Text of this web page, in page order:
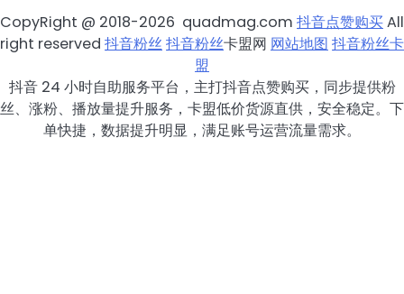
CopyRight @ 2018-2026 quadmag.com 抖音点赞购买All
right reserved 抖音粉丝抖音粉丝卡盟网 网站地图 抖音粉丝卡
盟
抖音 24 小时自助服务平台，主打抖音点赞购买，同步提供粉
丝、涨粉、播放量提升服务，卡盟低价货源直供，安全稳定。下
单快捷，数据提升明显，满足账号运营流量需求。